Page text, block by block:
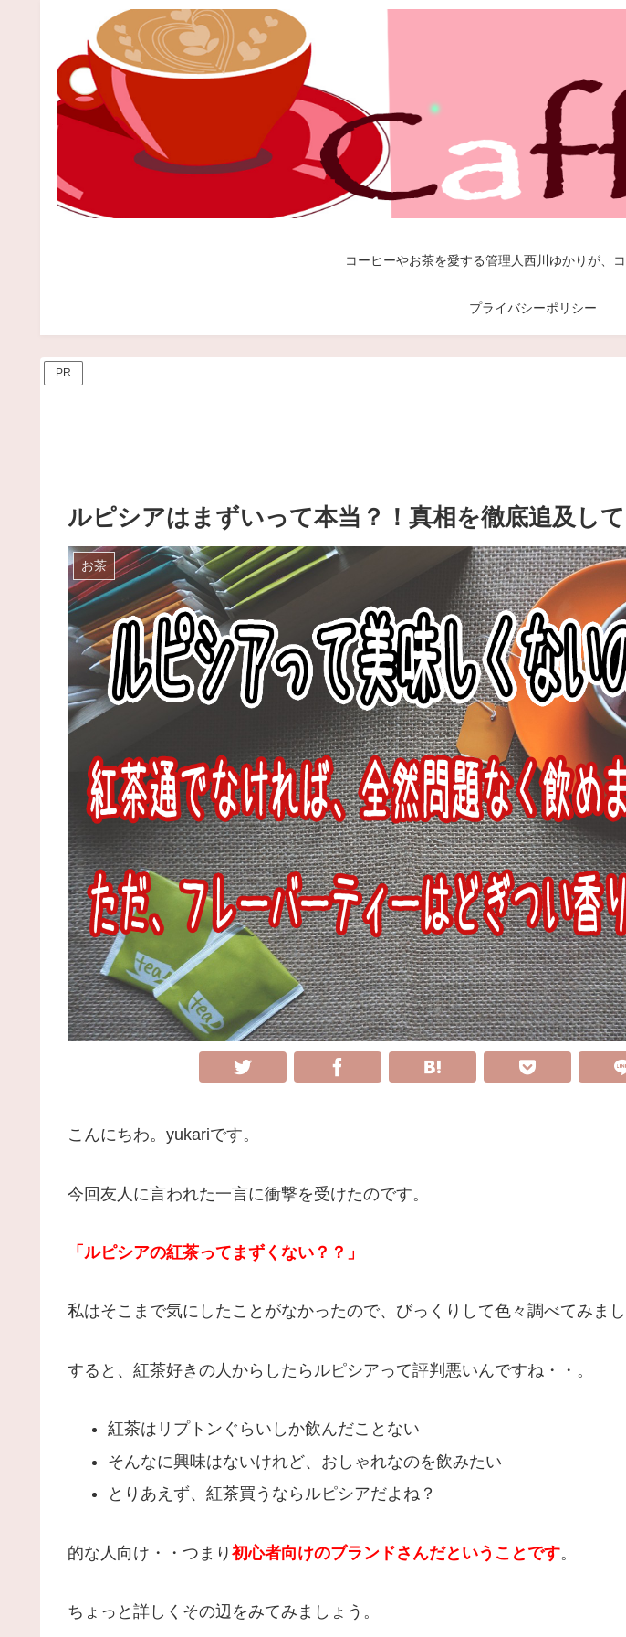
コーヒーやお茶を愛する管理人西川ゆかりが、
プライバシーポリシー
PR
ルピシアはまずいって本当？！真相を徹底追及し
お茶
こんにちわ。yukariです。
今回友人に言われた一言に衝撃を受けたのです。
「ルピシアの紅茶ってまずくない？？」
私はそこまで気にしたことがなかったので、びっくりして色々調べてみまし
すると、紅茶好きの人からしたらルピシアって評判悪いんですね・・。
紅茶はリプトンぐらいしか飲んだことない
そんなに興味はないけれど、おしゃれなのを飲みたい
とりあえず、紅茶買うならルピシアだよね？
的な人向け・・つまり 初心者向けのブランドさんだということです。
ちょっと詳しくその辺をみてみましょう。